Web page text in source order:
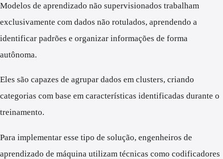
Modelos de aprendizado não supervisionados trabalham
exclusivamente com dados não rotulados, aprendendo a
identificar padrões e organizar informações de forma
autônoma.
Eles são capazes de agrupar dados em clusters, criando
categorias com base em características identificadas durante o
treinamento.
Para implementar esse tipo de solução, engenheiros de
aprendizado de máquina utilizam técnicas como codificadores